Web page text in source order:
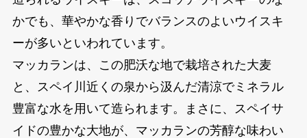
かでも、華やかな香りでバランスのよいウイスキ
ーが多いといわれています。
マッカランは、この肥沃な地で栽培された大麦
と、スペイ川近くの泉から汲んだ清涼でミネラル
豊富な水を用いて造られます。まさに、スペイサ
イドの豊かな大地が、マッカランの芳醇な味わい